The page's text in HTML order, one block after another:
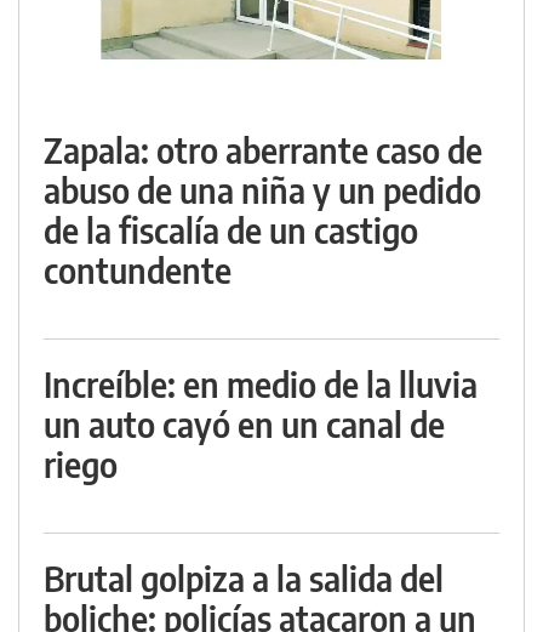
Zapala: otro aberrante caso de
abuso de una niña y un pedido
de la fiscalía de un castigo
contundente
Increíble: en medio de la lluvia
un auto cayó en un canal de
riego
Brutal golpiza a la salida del
boliche: policías atacaron a un